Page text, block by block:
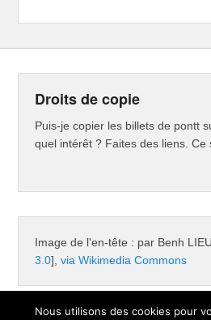
Droits de copie
Puis-je copier les billets de pontt
quel intérêt ? Faites des liens. Ce
Image de l'en-tête : par Benh
3.0],via Wikimedia Commons
Nous utilisons des cookies pour